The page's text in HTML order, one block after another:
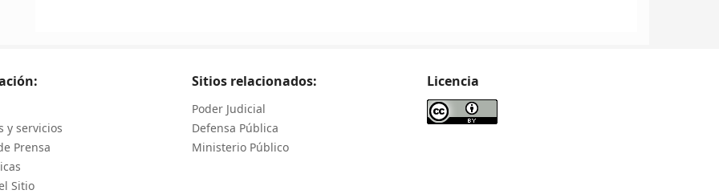
y servicios
Prensa
Sitio
Sitios relacionados:
Poder Judicial
Defensa Pública
Ministerio Público
Licencia